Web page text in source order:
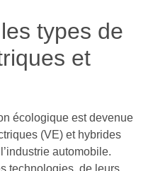
types de
et
écologique est devenue
(VE) et hybrides
automobile.
technologies, de leurs